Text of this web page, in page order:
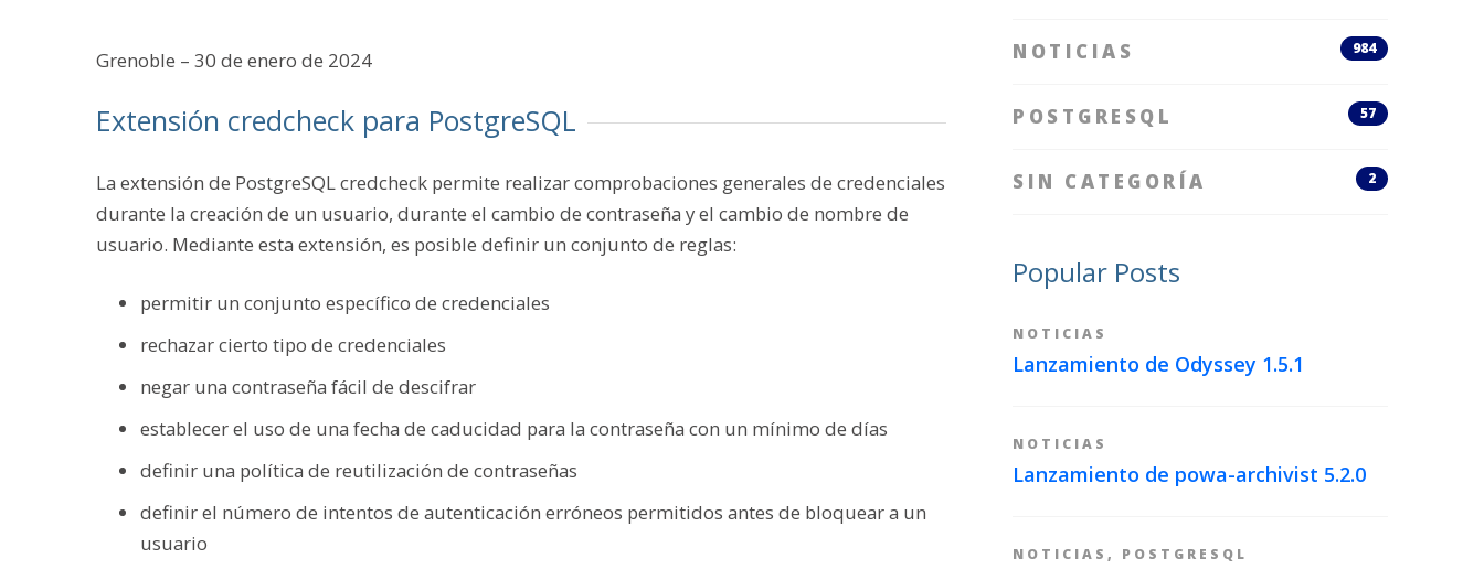
Grenoble – 30 de enero de 2024
Extensión credcheck para PostgreSQL
La extensión de PostgreSQL credcheck permite realizar comprobaciones generales de credenciales
durante la creación de un usuario, durante el cambio de contraseña y el cambio de nombre de
usuario. Mediante esta extensión, es posible definir un conjunto de reglas:
permitir un conjunto específico de credenciales
rechazar cierto tipo de credenciales
negar una contraseña fácil de descifrar
establecer el uso de una fecha de caducidad para la contraseña con un mínimo de días
definir una política de reutilización de contraseñas
definir el número de intentos de autenticación erróneos permitidos antes de bloquear a un
usuario
NOTICIAS 984
POSTGRESQL 57
SIN CATEGORÍA 2
Popular Posts
NOTICIAS
Lanzamiento de Odyssey 1.5.1
NOTICIAS
Lanzamiento de powa-archivist 5.2.0
NOTICIAS , POSTGRESQL